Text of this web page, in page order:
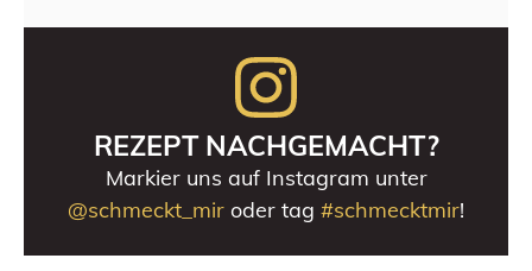
REZEPT NACHGEMACHT?
Markier uns auf Instagram unter
@schmeckt_mir oder tag #schmecktmir!